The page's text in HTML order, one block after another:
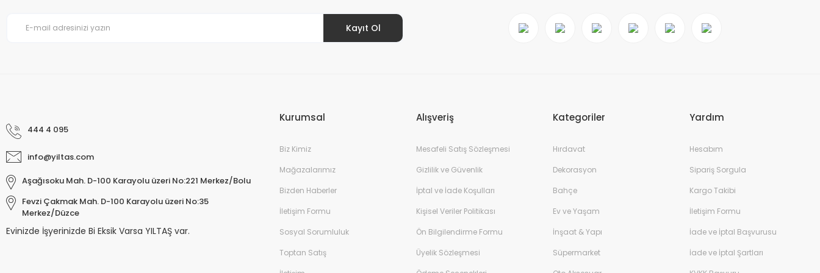
Kayıt Ol
444 4 095
info@yiltas.com
Aşağısoku Mah. D-100 Karayolu üzeri No:221 Merkez/Bolu
Fevzi Çakmak Mah. D-100 Karayolu üzeri No:35
Merkez/Düzce
Evinizde İşyerinizde Bi Eksik Varsa YILTAŞ var.
Kurumsal
Biz Kimiz
Mağazalarımız
Bizden Haberler
İletişim Formu
Sosyal Sorumluluk
Toptan Satış
Alışveriş
Mesafeli Satış Sözleşmesi
Gizlilik ve Güvenlik
İptal ve İade Koşulları
Kişisel Veriler Politikası
Ön Bilgilendirme Formu
Üyelik Sözleşmesi
Kategoriler
Hırdavat
Dekorasyon
Bahçe
Ev ve Yaşam
İnşaat & Yapı
Süpermarket
Yardım
Hesabım
Sipariş Sorgula
Kargo Takibi
İletişim Formu
İade ve İptal Başvurusu
İade ve İptal Şartları